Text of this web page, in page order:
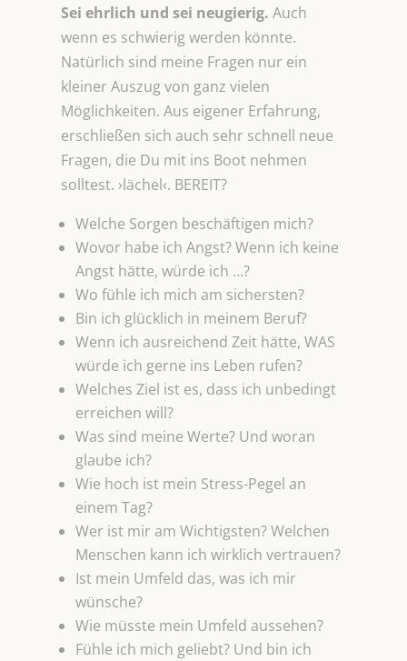
Sei ehrlich und sei neugierig. Auch
wenn es schwierig werden könnte.
Natürlich sind meine Fragen nur ein
kleiner Auszug von ganz vielen
Möglichkeiten. Aus eigener Erfahrung,
erschließen sich auch sehr schnell neue
Fragen, die Du mit ins Boot nehmen
solltest. ›lächel‹. BEREIT?
Welche Sorgen beschäftigen mich?
Wovor habe ich Angst? Wenn ich keine
Angst hätte, würde ich …?
Wo fühle ich mich am sichersten?
Bin ich glücklich in meinem Beruf?
Wenn ich ausreichend Zeit hätte, WAS
würde ich gerne ins Leben rufen?
Welches Ziel ist es, dass ich unbedingt
erreichen will?
Was sind meine Werte? Und woran
glaube ich?
Wie hoch ist mein Stress-Pegel an
einem Tag?
Wer ist mir am Wichtigsten? Welchen
Menschen kann ich wirklich vertrauen?
Ist mein Umfeld das, was ich mir
wünsche?
Wie müsste mein Umfeld aussehen?
Fühle ich mich geliebt? Und bin ich